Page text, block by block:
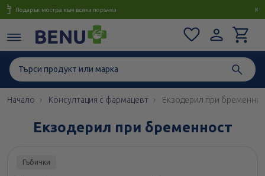
Консултация с магистър-фармацевт до 1 час
Начало Консултация с фармацевт Екзодерил при
Екзодерил при бременност
Гъбички